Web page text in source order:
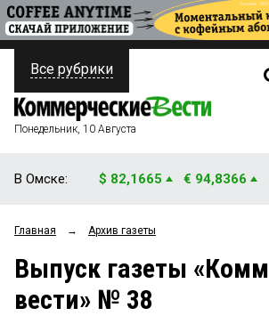
ПОЛИТИКА
ФИНАНСЫ
ОБЩЕСТВО
ЗАКОН
Все рубрики
Понедельник, 10 Августа
В Омске: $ 82,1665 € 94,8366
Главная → Архив газеты
Выпуск газеты
вести» № 38